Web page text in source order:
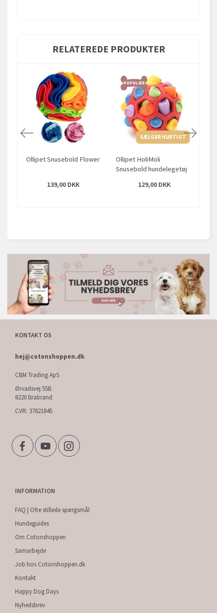
RELATEREDE PRODUKTER
Ollipet Snusebold Flower
139,00
POPULÆR
SÆLGER HURTIGT
Ollipet HoliMoli
Snusebold hundelegetøj
129,00
KONTAKT OS
hej@cotonshoppen.dk
CBM Trading ApS
Ørvadsvej 55B
8220 Brabrand
CVR: 37821845
INFORMATION
FAQ | Ofte stillede spørgsmål
Hundeguides
Om Cotonshoppen
Samarbejde
Job hos Cotonshoppen.dk
Kontakt
Happy Dog Days
Nyhedsbrev